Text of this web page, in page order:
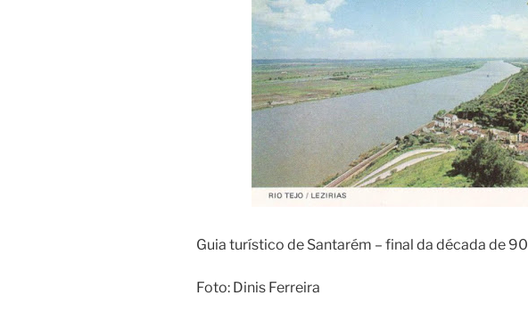
Guia turístico de Santarém – final da década de 90
Foto: Dinis Ferreira